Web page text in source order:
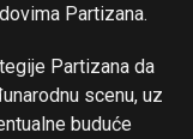
Partizana.
Partizana da
scenu, uz
buduće